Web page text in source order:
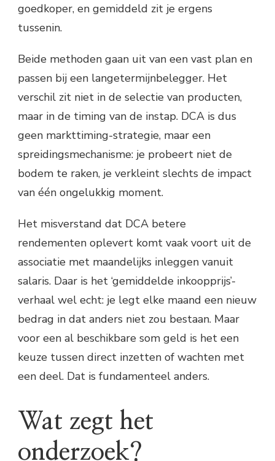
goedkoper, en gemiddeld zit je ergens
tussenin.
Beide methoden gaan uit van een vast plan en
passen bij een langetermijnbelegger. Het
verschil zit niet in de selectie van producten,
maar in de timing van de instap. DCA is dus
geen markttiming-strategie, maar een
spreidingsmechanisme: je probeert niet de
bodem te raken, je verkleint slechts de impact
van één ongelukkig moment.
Het misverstand dat DCA betere
rendementen oplevert komt vaak voort uit de
associatie met maandelijks inleggen vanuit
salaris. Daar is het ‘gemiddelde inkoopprijs’-
verhaal wel echt: je legt elke maand een nieuw
bedrag in dat anders niet zou bestaan. Maar
voor een al beschikbare som geld is het een
keuze tussen direct inzetten of wachten met
een deel. Dat is fundamenteel anders.
Wat zegt het
onderzoek?